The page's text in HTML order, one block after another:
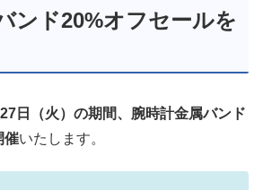
ンド20%オフセールを
日（火）の期間、腕時計金属バンド
催いたします。